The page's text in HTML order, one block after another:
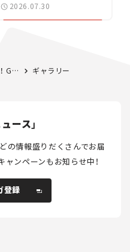
2026.07.30
【新車ニュース】 ギャラリー
ース」
の情報盛りだくさんでお届
ンペーンもお知らせ中！
登録